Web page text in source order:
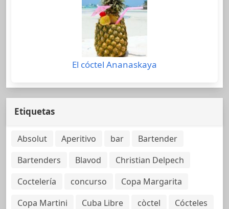
El cóctel Ananaskaya
Etiquetas
Absolut Aperitivo bar
Bartender
Bartenders
Blavod
Christian Delpech
Coctelería
concurso
Copa Margarita
Copa Martini
Cuba Libre còctel
Cócteles